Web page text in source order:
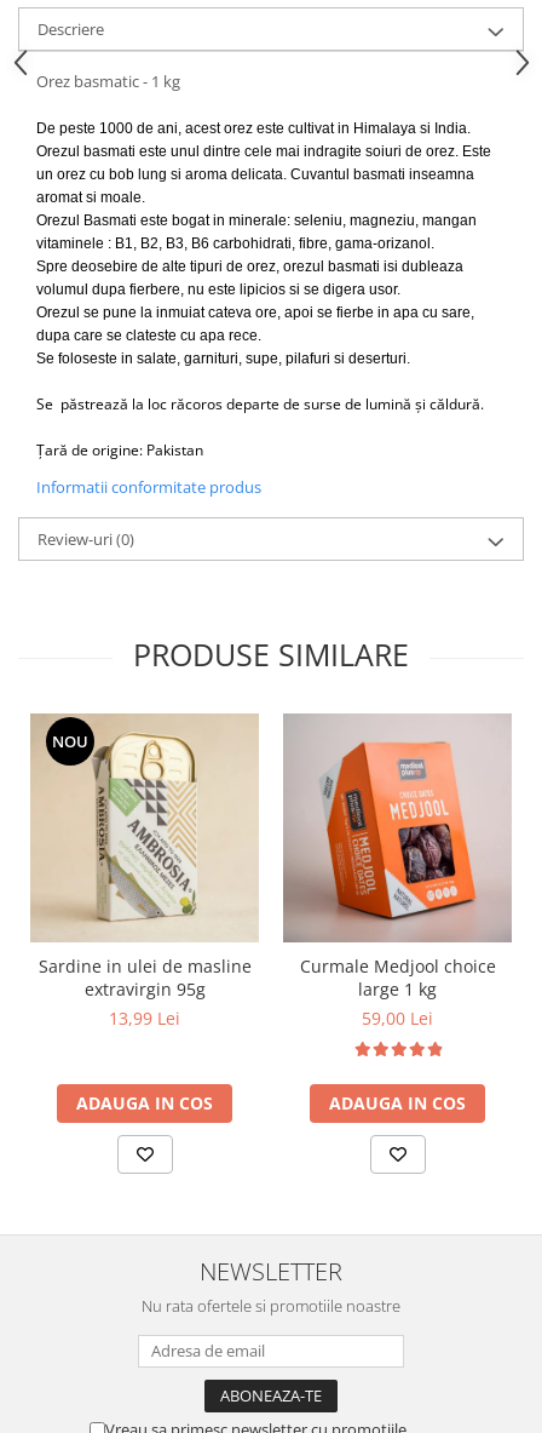
Descriere
Orez basmatic - 1 kg
De peste 1000 de ani, acest orez este cultivat in Himalaya si India.
Orezul basmati este unul dintre cele mai indragite soiuri de orez. Este
un orez cu bob lung si aroma delicata. Cuvantul basmati inseamna
aromat si moale.
Orezul Basmati este bogat in minerale: seleniu, magneziu, mangan
vitaminele : B1, B2, B3, B6 carbohidrati, fibre, gama-orizanol.
Spre deosebire de alte tipuri de orez, orezul basmati isi dubleaza
volumul dupa fierbere, nu este lipicios si se digera usor.
Orezul se pune la inmuiat cateva ore, apoi se fierbe in apa cu sare,
dupa care se clateste cu apa rece.
Se foloseste in salate, garnituri, supe, pilafuri si deserturi.
Se păstrează la loc răcorosdeparte de surse de lumină și căldură.
​Țară de origine: Pakistan
Informatii conformitate produs
Review-uri(0)
PRODUSE SIMILARE
NOU
Sardine in ulei de masline
extravirgin 95g
13,99 Lei
ADAUGA IN COS
Curmale Medjool choice
large 1 kg
59,00 Lei
ADAUGA IN COS
NEWSLETTER
Nu rata ofertele si promotiile noastre